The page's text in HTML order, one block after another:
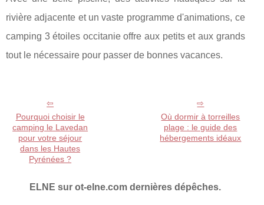
rivière adjacente et un vaste programme d'animations, ce
camping 3 étoiles occitanie offre aux petits et aux grands
tout le nécessaire pour passer de bonnes vacances.
Pourquoi choisir le
camping le Lavedan
pour votre séjour
dans les Hautes
Pyrénées ?
Où dormir à torreilles
plage : le guide des
hébergements idéaux
ELNE sur ot-elne.com dernières dépêches.